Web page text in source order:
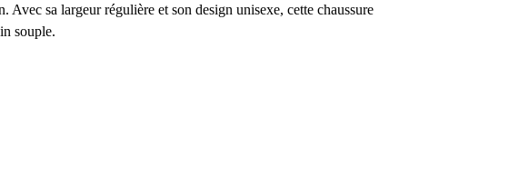
Avec sa largeur régulière et son design unisexe, cette chaussure
souple.